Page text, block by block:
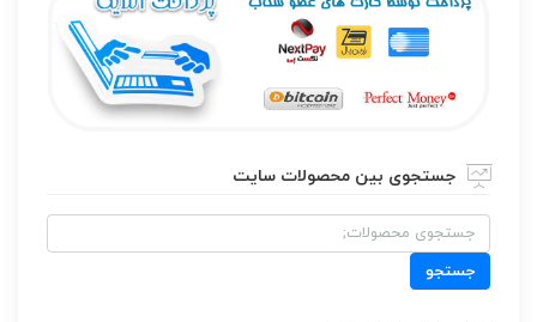
جستجوی بین محصولات سایت
جستجو
برای:
جستجو